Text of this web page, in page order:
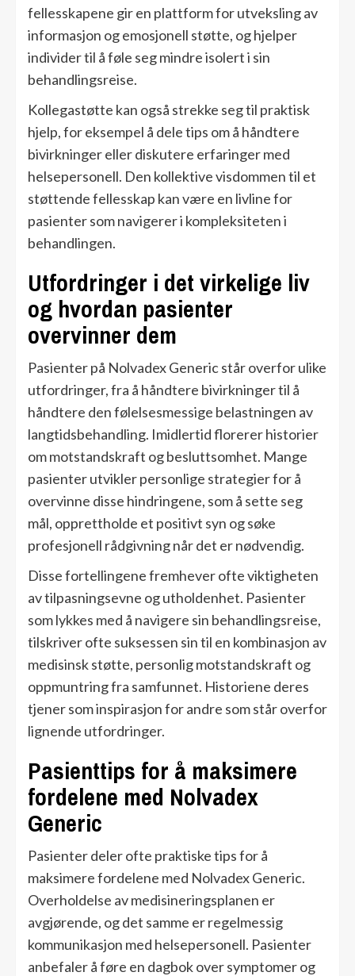
fellesskapene gir en plattform for utveksling av
informasjon og emosjonell støtte, og hjelper
individer til å føle seg mindre isolert i sin
behandlingsreise.
Kollegastøtte kan også strekke seg til praktisk
hjelp, for eksempel å dele tips om å håndtere
bivirkninger eller diskutere erfaringer med
helsepersonell. Den kollektive visdommen til et
støttende fellesskap kan være en livline for
pasienter som navigerer i kompleksiteten i
behandlingen.
Utfordringer i det virkelige liv
og hvordan pasienter
overvinner dem
Pasienter på Nolvadex Generic står overfor ulike
utfordringer, fra å håndtere bivirkninger til å
håndtere den følelsesmessige belastningen av
langtidsbehandling. Imidlertid florerer historier
om motstandskraft og besluttsomhet. Mange
pasienter utvikler personlige strategier for å
overvinne disse hindringene, som å sette seg
mål, opprettholde et positivt syn og søke
profesjonell rådgivning når det er nødvendig.
Disse fortellingene fremhever ofte viktigheten
av tilpasningsevne og utholdenhet. Pasienter
som lykkes med å navigere sin behandlingsreise,
tilskriver ofte suksessen sin til en kombinasjon av
medisinsk støtte, personlig motstandskraft og
oppmuntring fra samfunnet. Historiene deres
tjener som inspirasjon for andre som står overfor
lignende utfordringer.
Pasienttips for å maksimere
fordelene med Nolvadex
Generic
Pasienter deler ofte praktiske tips for å
maksimere fordelene med Nolvadex Generic.
Overholdelse av medisineringsplanen er
avgjørende, og det samme er regelmessig
kommunikasjon med helsepersonell. Pasienter
anbefaler å føre en dagbok over symptomer og